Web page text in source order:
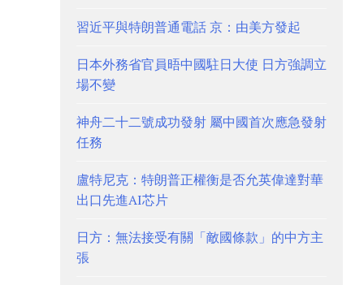
習近平與特朗普通電話 京：由美方發起
日本外務省官員晤中國駐日大使 日方強調立
場不變
神舟二十二號成功發射 屬中國首次應急發射
任務
盧特尼克：特朗普正權衡是否允英偉達對華
出口先進AI芯片
日方：無法接受有關「敵國條款」的中方主
張